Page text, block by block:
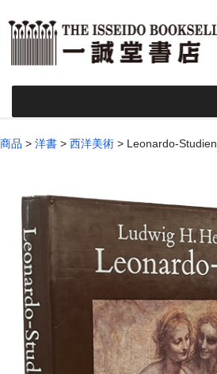
洋 書
和本・浮世絵・古地図
商品 > 洋書 > 西洋美術 > Leonardo-Studien.